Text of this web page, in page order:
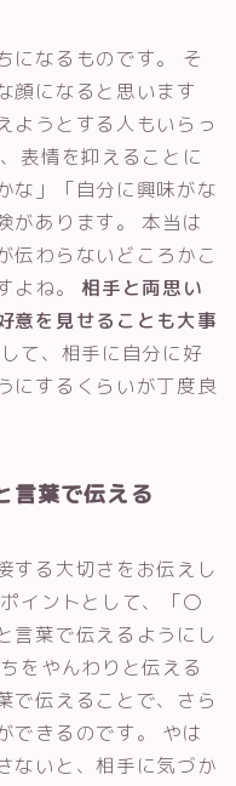
になるものです。 そ
顔になると思います
ようとする人もいらっ
表情を抑えることに
な」「自分に興味がな
があります。 本当は
伝わらないどころかこ
よね。 相手と両思い
意を見せることも大事
て、相手に自分に好
にするくらいが丁度良
葉で伝える
する大切さをお伝えし
イントとして、「〇
言葉で伝えるようにし
をやんわりと伝える
で伝えることで、さら
できるのです。 やは
ないと、相手に気づか